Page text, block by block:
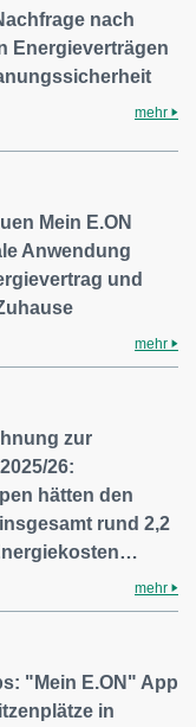
nach
Energieverträgen
mehr
Mein E.ON
Anwendung
und
mehr
zur
26:
hätten den
rund 2,2
mehr
"Mein E.ON" App
in